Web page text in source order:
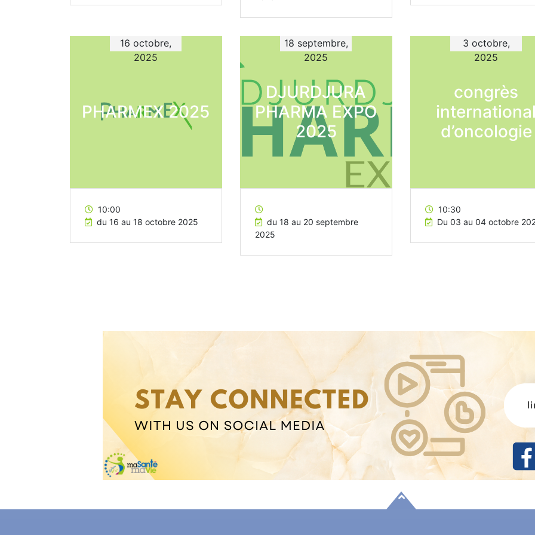
16 octobre,
2025
PHARMEX 2025
10:00
du 16 au 18 octobre 2025
18 septembre,
2025
DJURDJURA
PHARMA EXPO
2025
du 18 au 20 septembre
2025
3 octobre,
2025
congrès
d’oncologie
10:30
Du 03 au 04 octobre